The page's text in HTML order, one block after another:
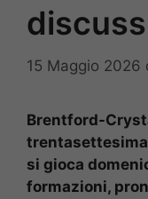
15 Maggio 2026
Brentford-
trentasettesima
si gioca
formazioni,